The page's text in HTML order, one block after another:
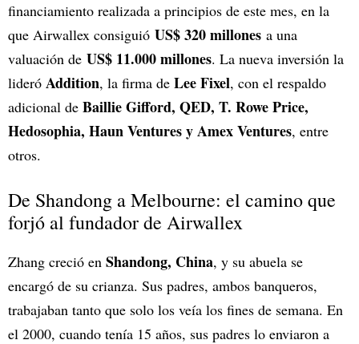
financiamiento realizada a principios de este mes, en la
que Airwallex consiguió US$ 320 millones a una
valuación de US$ 11.000 millones. La nueva inversión la
lideró Addition, la firma de Lee Fixel, con el respaldo
adicional de Baillie Gifford, QED, T. Rowe Price,
Hedosophia, Haun Ventures y Amex Ventures, entre
otros.
De Shandong a Melbourne: el camino que
forjó al fundador de Airwallex
Zhang creció en Shandong, China, y su abuela se
encargó de su crianza. Sus padres, ambos banqueros,
trabajaban tanto que solo los veía los fines de semana. En
el 2000, cuando tenía 15 años, sus padres lo enviaron a